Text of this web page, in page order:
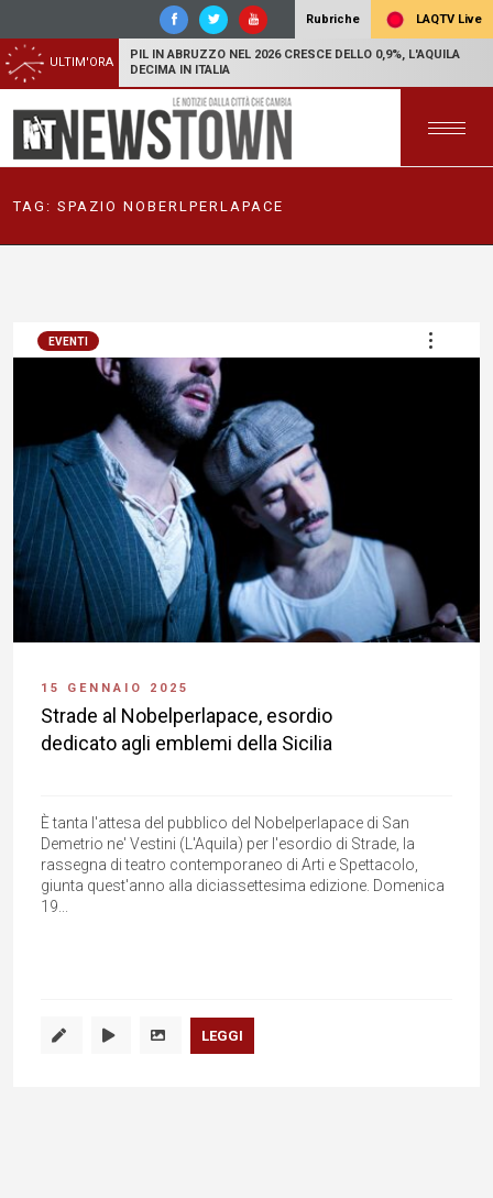
Rubriche LAQTV Live
ULTIM'ORA
PIL IN ABRUZZO NEL 2026 CRESCE DELLO 0,9%, L'AQUILA
DECIMA IN ITALIA
TAG: SPAZIO NOBERLPERLAPACE
EVENTI
15 GENNAIO 2025
Strade al Nobelperlapace, esordio
dedicato agli emblemi della Sicilia
È tanta l'attesa del pubblico del Nobelperlapace di San
Demetrio ne' Vestini (L'Aquila) per l'esordio di Strade, la
rassegna di teatro contemporaneo di Arti e Spettacolo,
giunta quest'anno alla diciassettesima edizione. Domenica
19...
LEGGI